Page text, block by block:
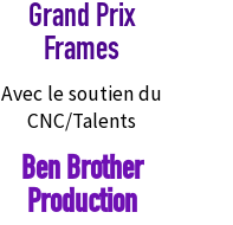
Grand Prix
Frames
Avec le soutien du
CNC/Talents
Ben Brother
Production